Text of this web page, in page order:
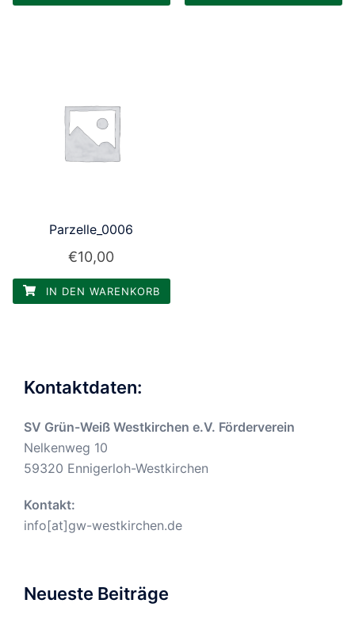
Parzelle_0006
€10,00
IN DEN WARENKORB
Kontaktdaten:
SV Grün-Weiß Westkirchen e.V. Förderverein
Nelkenweg 10
59320 Ennigerloh-Westkirchen
Kontakt:
info[at]gw-westkirchen.de
Neueste Beiträge